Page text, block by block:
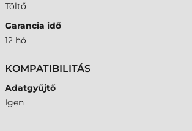
Töltő
Garancia idő
12 hó
KOMPATIBILITÁS
Adatgyűjtő
Igen